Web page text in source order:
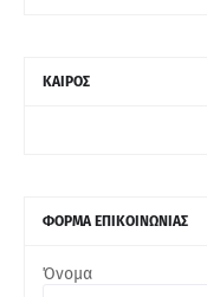
ΚΑΙΡΟΣ
ΦΟΡΜΑ ΕΠΙΚΟΙΝΩΝΙΑΣ
Όνομα